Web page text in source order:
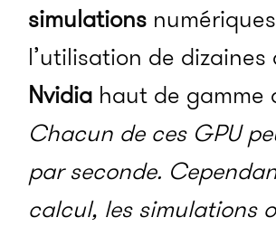
simulations
l’utilisation de
Nvidia haut de
Chacun de ces GPU
par seconde.
calcul, les simulations